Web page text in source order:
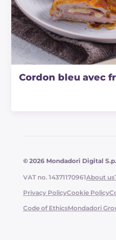
Cordon bleu avec
© 2026 Mondadori Digital
VAT no. 14371170961About us
Privacy PolicyCookie Policy
Code of EthicsMondadori